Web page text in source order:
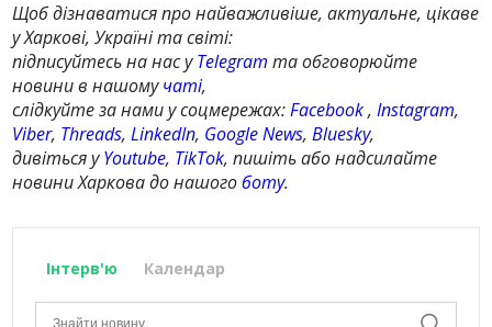
Щоб дізнаватися про найважливіше, актуальне, цікаве
у Харкові, Україні та світі:
підписуйтесь на нас уTelegram та обговорюйте
новини в нашомучаті,
слідкуйте за нами у соцмережах:Facebook,Instagram,
Viber, Threads,LinkedIn, Google News,Bluesky,
дивіться уYoutube, TikTok, пишіть або надсилайте
новини Харкова до нашогоботу.
Інтерв'ю Календар